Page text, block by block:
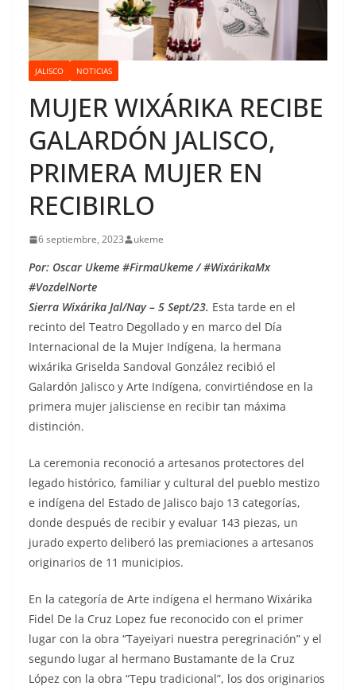
JALISCO NOTICIAS
MUJER WIXÁRIKA RECIBE
GALARDÓN JALISCO,
PRIMERA MUJER EN
RECIBIRLO
6 septiembre, 2023 ukeme
Por: Oscar Ukeme #FirmaUkeme / #WixárikaMx
#VozdelNorte
Sierra Wixárika Jal/Nay – 5 Sept/23. Esta tarde en el
recinto del Teatro Degollado y en marco del Día
Internacional de la Mujer Indígena, la hermana
wixárika Griselda Sandoval González recibió el
Galardón Jalisco y Arte Indígena, convirtiéndose en la
primera mujer jalisciense en recibir tan máxima
distinción.
La ceremonia reconoció a artesanos protectores del
legado histórico, familiar y cultural del pueblo mestizo
e indígena del Estado de Jalisco bajo 13 categorías,
donde después de recibir y evaluar 143 piezas, un
jurado experto deliberó las premiaciones a artesanos
originarios de 11 municipios.
En la categoría de Arte indígena el hermano Wixárika
Fidel De la Cruz Lopez fue reconocido con el primer
lugar con la obra “Tayeiyari nuestra peregrinación” y el
segundo lugar al hermano Bustamante de la Cruz
López con la obra “Tepu tradicional”, los dos originarios